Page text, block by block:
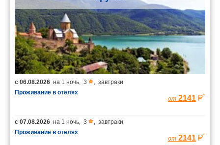
с 06.08.2026 на 1 ночь, 3 , завтраки
Проживание в отелях
от 2141 *
с 07.08.2026 на 1 ночь, 3 , завтраки
Проживание в отелях
от 2141 *